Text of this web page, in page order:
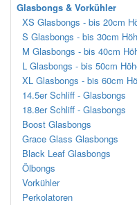
Glasbongs & Vorkühler
XS Glasbongs - bis 20cm
S Glasbongs - bis 30cm
M Glasbongs - bis 40cm
L Glasbongs - bis 50cm
XL Glasbongs - bis 60cm
14.5er Schliff - Glasbongs
18.8er Schliff - Glasbongs
Boost Glasbongs
Grace Glass Glasbongs
Black Leaf Glasbongs
Ölbongs
Vorkühler
Perkolatoren